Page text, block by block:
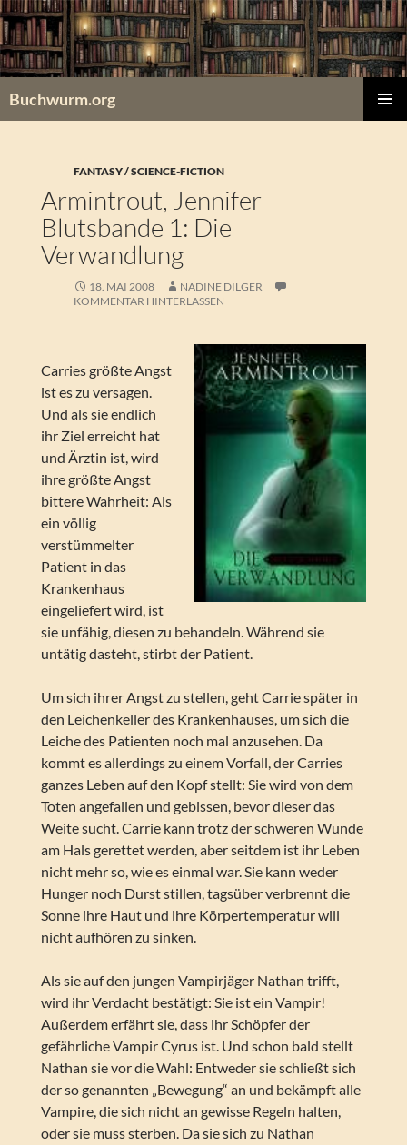
Zum
Inhalt
springen
Buchwurm.org
FANTASY / SCIENCE-FICTION
Armintrout, Jennifer –
Blutsbande 1: Die
Verwandlung
18. MAI 2008
NADINE DILGER
KOMMENTAR HINTERLASSEN
Carries größte Angst
ist es zu versagen.
Und als sie endlich
ihr Ziel erreicht hat
und Ärztin ist, wird
ihre größte Angst
bittere Wahrheit: Als
ein völlig
verstümmelter
Patient in das
Krankenhaus
eingeliefert wird, ist
sie unfähig, diesen zu behandeln. Während sie
untätig dasteht, stirbt der Patient.
Um sich ihrer Angst zu stellen, geht Carrie später in
den Leichenkeller des Krankenhauses, um sich die
Leiche des Patienten noch mal anzusehen. Da
kommt es allerdings zu einem Vorfall, der Carries
ganzes Leben auf den Kopf stellt: Sie wird von dem
Toten angefallen und gebissen, bevor dieser das
Weite sucht. Carrie kann trotz der schweren Wunde
am Hals gerettet werden, aber seitdem ist ihr Leben
nicht mehr so, wie es einmal war. Sie kann weder
Hunger noch Durst stillen, tagsüber verbrennt die
Sonne ihre Haut und ihre Körpertemperatur will
nicht aufhören zu sinken.
Als sie auf den jungen Vampirjäger Nathan trifft,
wird ihr Verdacht bestätigt: Sie ist ein Vampir!
Außerdem erfährt sie, dass ihr Schöpfer der
gefährliche Vampir Cyrus ist. Und schon bald stellt
Nathan sie vor die Wahl: Entweder sie schließt sich
der so genannten „Bewegung“ an und bekämpft alle
Vampire, die sich nicht an gewisse Regeln halten,
oder sie muss sterben. Da sie sich zu Nathan